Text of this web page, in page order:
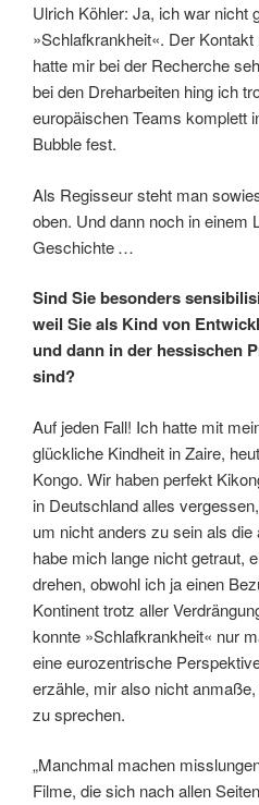
Ulrich Köhler: Ja, ich war nicht
»Schlafkrankheit«. Der
hatte mir bei der Recherche
bei den Dreharbeiten hing ich
europäischen Teams komplett
Bubble fest.
Als Regisseur steht man
oben. Und dann noch in ­einem
Geschichte …
Sind Sie besonders
weil Sie als Kind von
und dann in der hessischen
sind?
Auf jeden Fall! Ich hatte mit
glückliche Kindheit in Zaire,
Kongo. Wir haben perfekt
in Deutschland alles
um nicht anders zu sein als
habe mich lange nicht getraut,
drehen, obwohl ich ja ­einen
Kontinent trotz aller
konnte »Schlafkrankheit« nur
eine eurozentrische
erzähle, mir also nicht
zu sprechen.
„Manchmal machen
Filme, die sich nach allen